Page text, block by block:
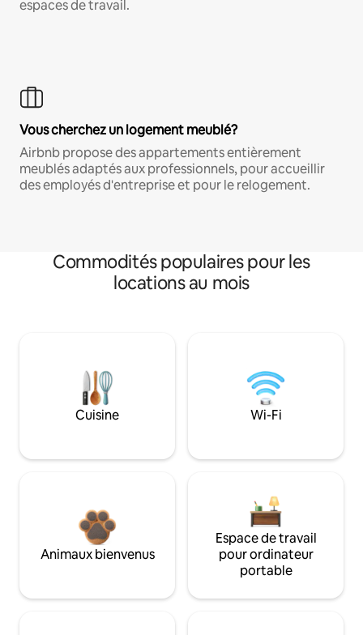
espaces de travail.
Vous cherchez un logement meublé?
Airbnb propose des appartements entièrement
meublés adaptés aux professionnels, pour accueillir
des employés d'entreprise et pour le relogement.
Commodités populaires pour les
locations au mois
Cuisine Wi-Fi
Animaux bienvenus
Espace de travail
pour ordinateur
portable